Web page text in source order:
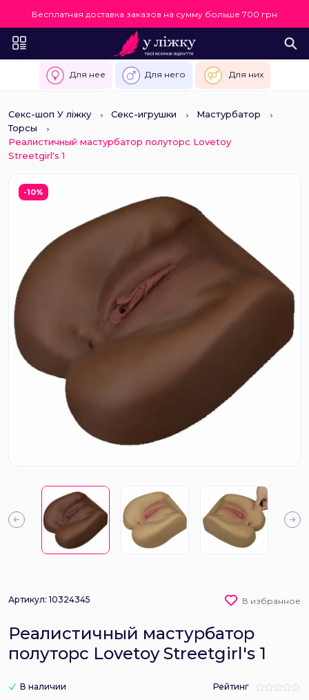
Бесплатная доставка заказов на сумму больше 700 грн
Для нее Для него Для них
Секс-шоп У ліжку Секс-игрушки
Мастурбатор
Торсы
Реалистичный мастурбатор полуторс Lovetoy
Streetgirl's 1
-10%
Артикул: 10324345 В избранное
Реалистичный мастурбатор
полуторс Lovetoy Streetgirl's 1
В наличии Рейтинг